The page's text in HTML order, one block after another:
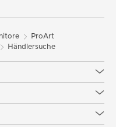
ProArt
Händlersuche